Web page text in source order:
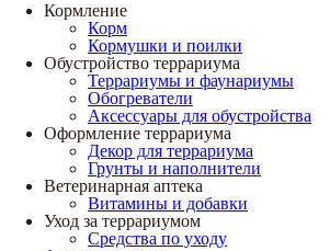
Кормление
Корм
Кормушки и поилки
Обустройство террариума
Террариумы и фаунариумы
Обогреватели
Аксессуары для обустройства
Оформление террариума
Декор для террариума
Грунты и наполнители
Ветеринарная аптека
Витамины и добавки
Уход за террариумом
Средства по уходу